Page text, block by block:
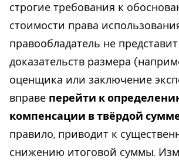
строгие требования к
стоимости права
правообладатель не
доказательств размера
оценщика или заключение
вправе перейти к
компенсации в твёрдой
правило, приводит к
снижению итоговой суммы.